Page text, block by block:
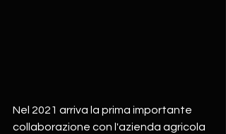
Nel 2021 arriva la prima importante
collaborazione con l'azienda agricola